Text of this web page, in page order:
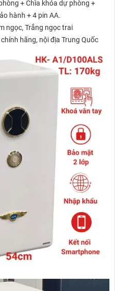
+ Chìa khóa dự phòng +
hành + 4 pin AA.
ngọc, Trắng ngọc trai
hãng, nội địa Trung Quốc